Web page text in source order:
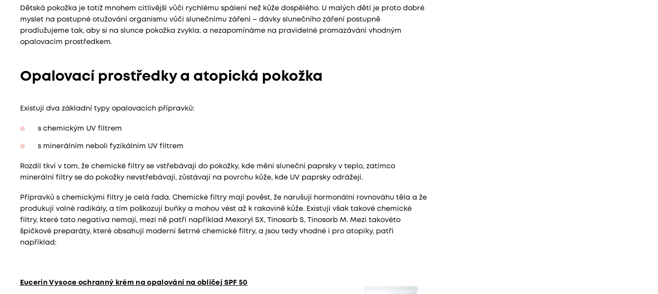
Dětská pokožka je totiž mnohem citlivější vůči rychlému spálení než kůže dospělého. U malých dětí je proto dobré
myslet na postupné otužování organismu vůči slunečnímu záření – dávky slunečního záření postupně
prodlužujeme tak, aby si na slunce pokožka zvykla, a nezapomínáme na pravidelné promazávání vhodným
opalovacím prostředkem.
Opalovací prostředky a atopická pokožka
Existují dva základní typy opalovacích přípravků:
s chemickým UV filtrem
s minerálním neboli fyzikálním UV filtrem
Rozdíl tkví v tom, že chemické filtry se vstřebávají do pokožky, kde mění sluneční paprsky v teplo, zatímco
minerální filtry se do pokožky nevstřebávají, zůstávají na povrchu kůže, kde UV paprsky odrážejí.
Přípravků s chemickými filtry je celá řada. Chemické filtry mají pověst, že narušují hormonální rovnováhu těla a že
produkují volné radikály, a tím poškozují buňky a mohou vést až k rakovině kůže. Existují však takové chemické
filtry, které tato negativa nemají, mezi ně patří například Mexoryl SX, Tinosorb S, Tinosorb M. Mezi takovéto
špičkové preparáty, které obsahují moderní šetrné chemické filtry, a jsou tedy vhodné i pro atopiky, patří
například:
Eucerin Vysoce ochranný krém na opalování na obličej SPF 50